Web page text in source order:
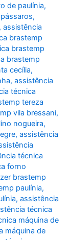
de paulínia,
,
,assistência
brastemp
brastemp
brastemp
cecília,
,assistência
técnica
tereza
vila bressani,
nogueira,
,assistência
técnica
forno
brastemp
paulínia,
,assistência
técnica
máquina de
máquina de